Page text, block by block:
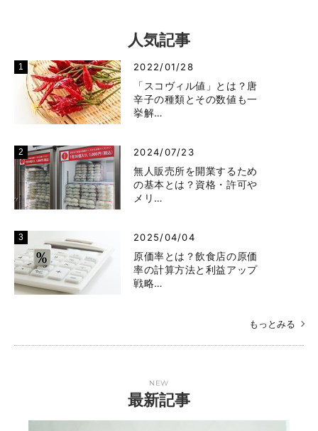
人気記事
2022/01/28
「スコヴィル値」とは？唐
辛子の種類とその数値も一
挙解…
2024/07/23
無人販売所を開業するため
の基本とは？資格・許可や
メリ…
2025/04/04
原価率とは？飲食店の原価
率の計算方法と利益アップ
戦略…
もっとみる
NEW
最新記事